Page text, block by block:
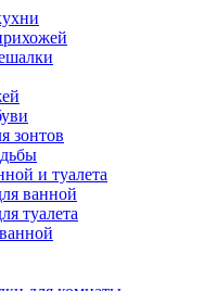
зонтов
и туалета
ванной
туалета